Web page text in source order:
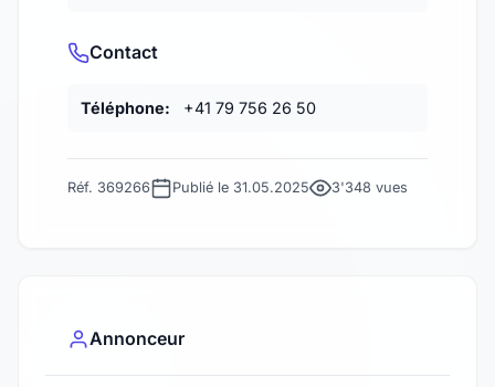
Contact
Téléphone: +41 79 756 26 50
Réf. 369266 Publié le 31.05.2025 3'348 vues
Annonceur